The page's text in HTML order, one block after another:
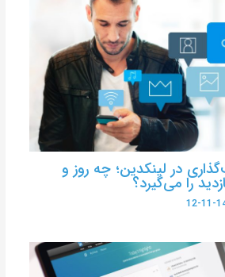
در لینکدین؛ چه روز و
را می‌گیرد؟